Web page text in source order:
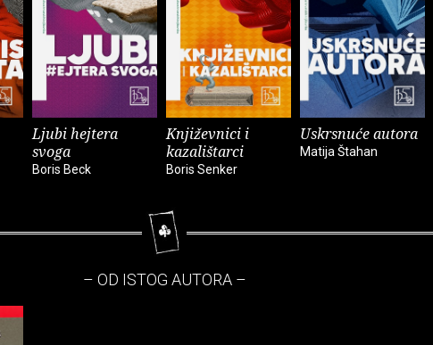
Ljubi hejtera
svoga
Boris Beck
Književnici i
kazalištarci
Boris Senker
Uskrsnuće autora
Matija Štahan
– OD ISTOG AUTORA –